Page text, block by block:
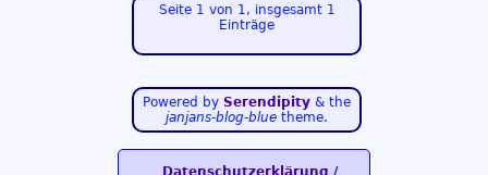
Seite 1 von 1, insgesamt 1
Einträge
Powered by Serendipity & the
janjans-blog-blue theme.